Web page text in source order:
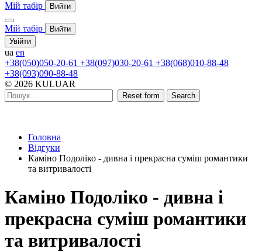
Мій табір
Вийти
Мій табір
Вийти
Увійти
ua en
+38(050)050-20-61 +38(097)030-20-61 +38(068)010-88-48
+38(093)090-88-48
© 2026 KULUAR
Reset form Search
Головна
Відгуки
Каміно Подоліко - дивна і прекрасна суміш романтики
та витривалості
Каміно Подоліко - дивна і
прекрасна суміш романтики
та витривалості